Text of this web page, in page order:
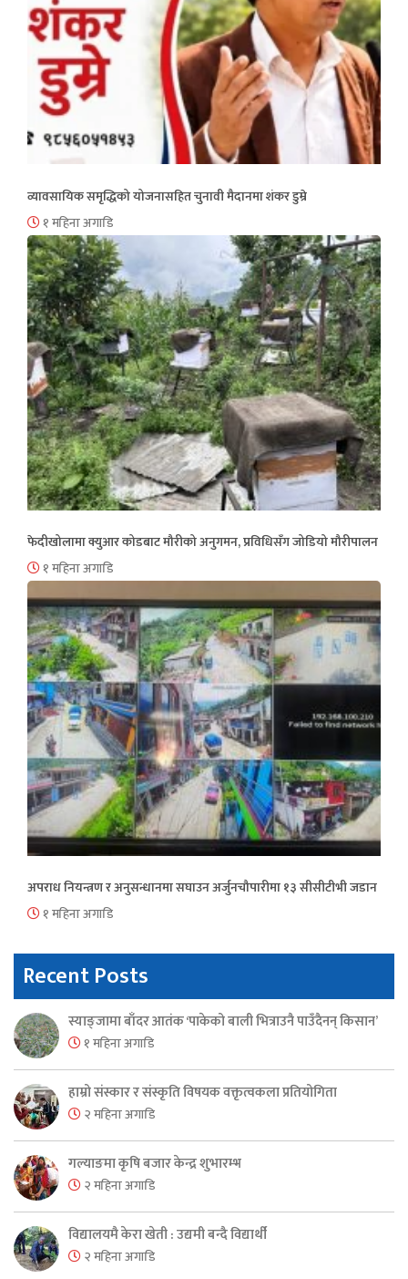
व्यावसायिक समृद्धिको योजनासहित चुनावी मैदानमा शंकर डुम्रे
१ महिना अगाडि
फेदीखोलामा क्युआर कोडबाट मौरीको अनुगमन, प्रविधिसँग जोडियो मौरीपालन
१ महिना अगाडि
अपराध नियन्त्रण र अनुसन्धानमा सघाउन अर्जुनचौपारीमा १३ सीसीटीभी जडान
१ महिना अगाडि
Recent Posts
स्याङ्जामा बाँदर आतंक ‘पाकेको बाली भित्राउनै पाउँदैनन् किसान’
१ महिना अगाडि
हाम्रो संस्कार र संस्कृति विषयक वक्तृत्वकला प्रतियोगिता
२ महिना अगाडि
गल्याङमा कृषि बजार केन्द्र शुभारम्भ
२ महिना अगाडि
विद्यालयमै केरा खेती : उद्यमी बन्दै विद्यार्थी
२ महिना अगाडि